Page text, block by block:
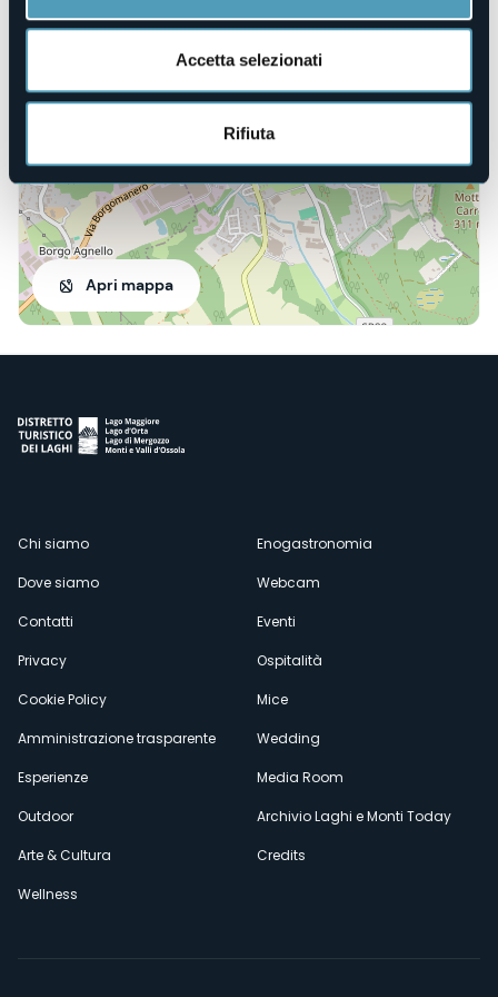
Accetta selezionati
Rifiuta
Via Ceserio, 16
28040 - Oleggio Castello (NO)
Apri mappa
Menù
secondario
Chi siamo
Dove siamo
Contatti
Privacy
Cookie Policy
Amministrazione trasparente
Esperienze
Outdoor
Arte & Cultura
Wellness
Enogastronomia
Webcam
Eventi
Ospitalità
Mice
Wedding
Media Room
Archivio Laghi e Monti Today
Credits